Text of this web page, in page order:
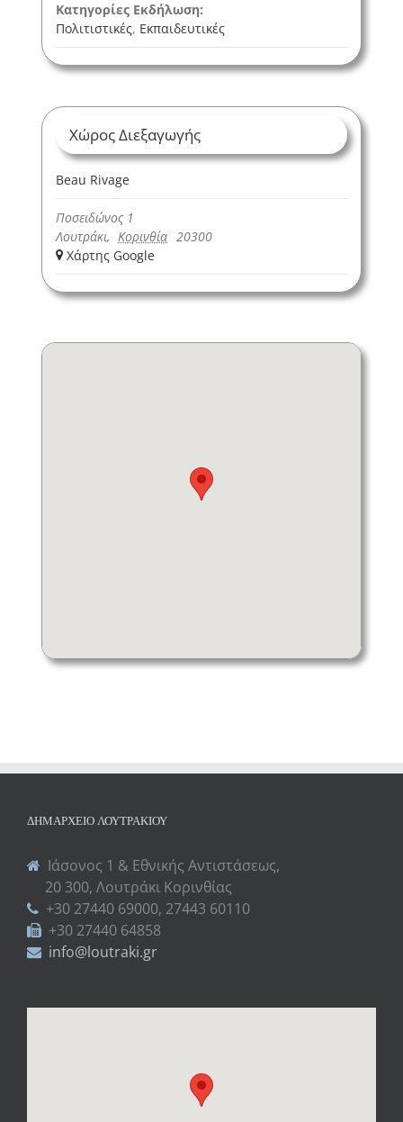
Κατηγορίες Εκδήλωση:
Πολιτιστικές, Εκπαιδευτικές
Χώρος Διεξαγωγής
Beau Rivage
Ποσειδώνος 1
Λουτράκι, Κορινθία 20300
+ Χάρτης Google
ΔΗΜΑΡΧΕΊΟ ΛΟΥΤΡΑΚΊΟΥ
Ιάσονος 1 & Εθνικής Αντιστάσεως,
20 300, Λουτράκι Κορινθίας
+30 27440 69000, 27443 60110
+30 27440 64858
info@loutraki.gr